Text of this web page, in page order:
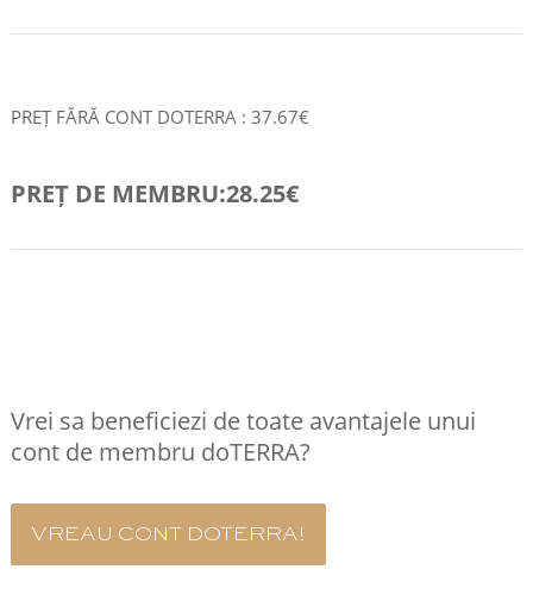
PREȚ FĂRĂ CONT DOTERRA : 37.67€
PREȚ DE MEMBRU:28.25€
Vrei sa beneficiezi de toate avantajele unui
cont de membru doTERRA?
VREAU CONT DOTERRA!